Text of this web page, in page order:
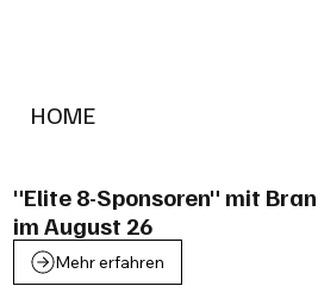
HOME
"Elite 8-Sponsoren" mit
im August 26
Mehr erfahren